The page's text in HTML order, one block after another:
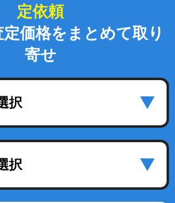
定依頼
価格をまとめて取り
寄せ
択
択